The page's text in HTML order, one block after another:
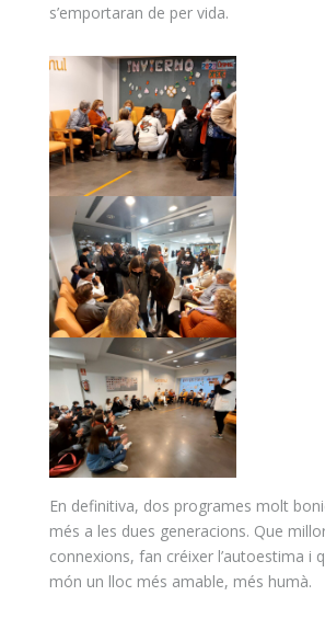
s’emportaran de per vida.
En definitiva, dos programes molt
més a les dues generacions. Que
connexions, fan créixer l’autoestima i
món un lloc més amable, més humà.